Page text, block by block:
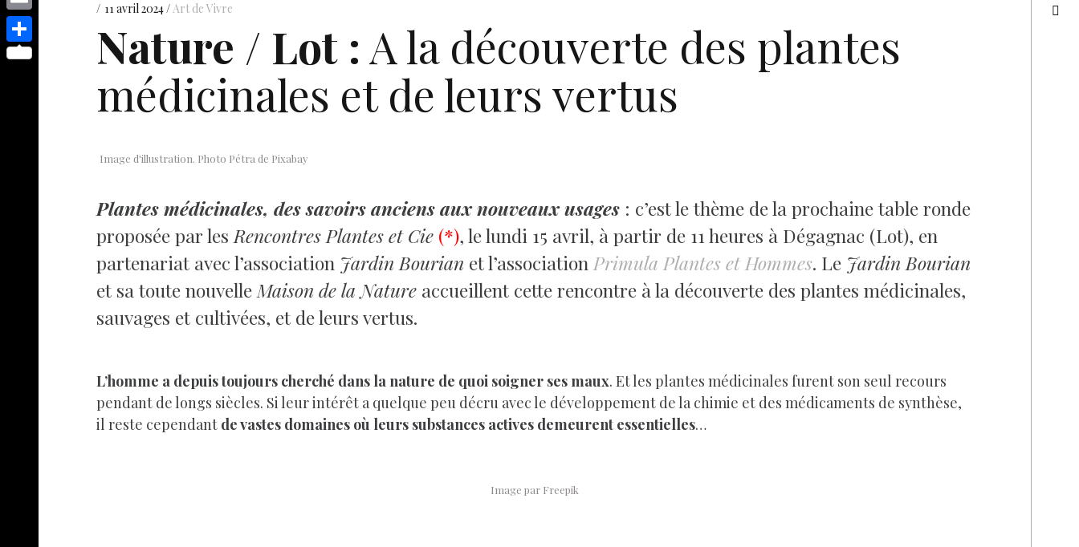
11 avril 2024 Art de Vivre
Nature / Lot :A la découverte des plantes
médicinales et de leurs vertus
Image d'illustration. Photo Pétra de Pixabay
Plantes médicinales, des savoirs anciens aux nouveaux usages : c’est le thème de la prochaine table ronde
proposée par les Rencontres Plantes et Cie (*), le lundi 15 avril, à partir de 11 heures à Dégagnac (Lot), en
partenariat avec l’association Jardin Bourian et l’association Primula Plantes et Hommes. Le Jardin Bourian
et sa toute nouvelle Maison de la Nature accueillent cette rencontre à la découverte des plantes médicinales,
sauvages et cultivées, et de leurs vertus.
L’homme a depuis toujours cherché dans la nature de quoi soigner ses maux. Et les plantes médicinales furent son seul recours
pendant de longs siècles. Si leur intérêt a quelque peu décru avec le développement de la chimie et des médicaments de synthèse,
il reste cependant de vastes domaines où leurs substances actives demeurent essentielles…
Image par Freepik
p
e
s
d
I
e
n
y
p
e
o
p
E
m
S